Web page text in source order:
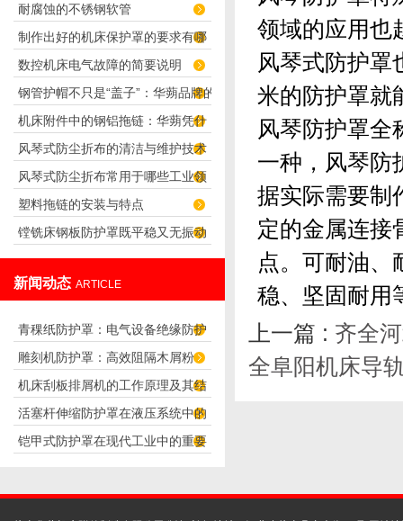
导轨防护罩”
耐腐蚀的不锈钢软管
制作出好的机床保护罩的要求有哪
些？
数控机床电气故障的简要说明
钢管护帽不只是“盖子”：华蒴品牌的
应用场景与选购参考
机床附件中的钢铝拖链：华蒴凭什
么赢得行业客户认可？
风琴式防尘折布的清洁与维护技术
风琴式防尘折布常用于哪些工业领
域？
塑料拖链的安装与特点
镗铣床钢板防护罩既平稳又无振动
新闻动态 ARTICLE
青稞纸防护罩：电气设备绝缘防护
专用方案
雕刻机防护罩：高效阻隔木屑粉
尘，守护设备精度与安全
机床刮板排屑机的工作原理及其结
构分析
活塞杆伸缩防护罩在液压系统中的
应用
铠甲式防护罩在现代工业中的重要
领域的应用也
风琴式防护罩
米的防护罩就
风琴防护罩全
一种，风琴防
据实际需要制
定的金属连接
点。可耐油、
稳、坚固耐用
上一篇 : 齐全
全阜阳机床导